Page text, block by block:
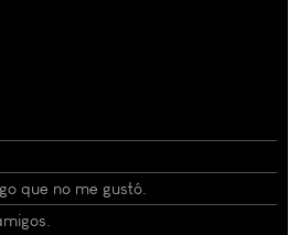
que no me gustó.